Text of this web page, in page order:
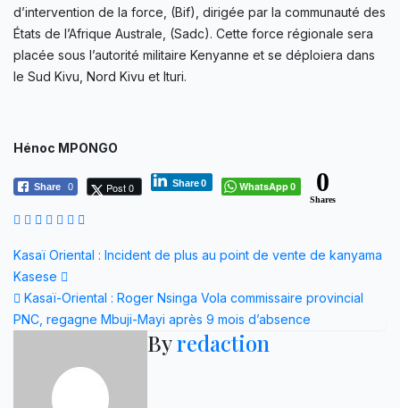
d’intervention de la force, (Bif), dirigée par la communauté des
États de l’Afrique Australe, (Sadc). Cette force régionale sera
placée sous l’autorité militaire Kenyanne et se déploiera dans
le Sud Kivu, Nord Kivu et Ituri.
Hénoc MPONGO
Share 0 Post 0 Share0 WhatsApp0 0
Shares
Navigation
de
l’article
Kasaï Oriental : Incident de plus au point de vente de kanyama
Kasese
Kasaï-Oriental : Roger Nsinga Vola commissaire provincial
PNC, regagne Mbuji-Mayi après 9 mois d’absence
Byredaction